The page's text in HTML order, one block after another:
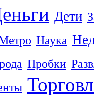
Дети
Наука
Пробки